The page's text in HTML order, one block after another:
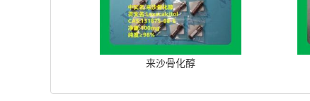
来沙骨化醇